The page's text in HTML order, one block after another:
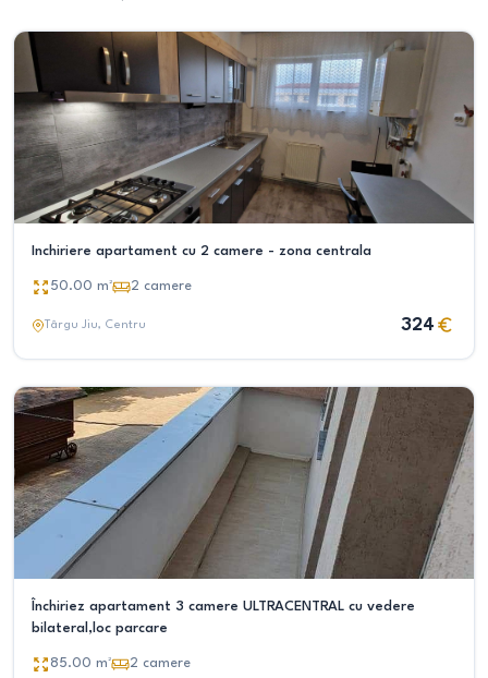
Inchiriere apartament cu 2 camere - zona centrala
50.00 m² 2 camere
Târgu Jiu, Centru 324
Închiriez apartament 3 camere ULTRACENTRAL cu vedere
bilateral,loc parcare
85.00 m² 2 camere